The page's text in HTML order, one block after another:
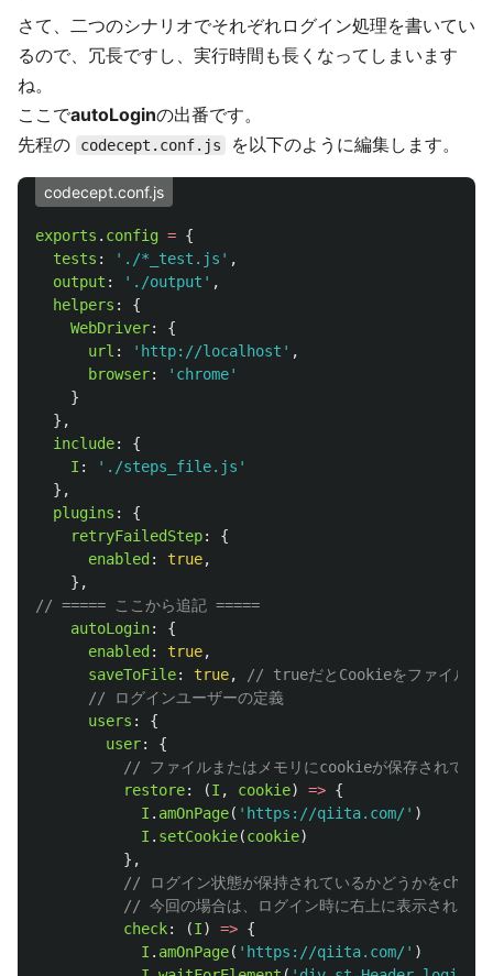
さて、二つのシナリオでそれぞれログイン処理を書いてい
るので、冗長ですし、実行時間も長くなってしまいます
ね。
ここでautoLoginの出番です。
先程の
codecept.conf.js を以下のように編集します。
codecept.conf.js
exports . config = {
tests : ' ./*_test.js ' ,
output : ' ./output ' ,
helpers :
{
WebDriver:
{
url : ' http://localhost ' ,
browser: ' chrome'
}
},
include:
{
I : ' ./steps_file.js '
},
plugins :
{
retryFailedStep:
{
enabled : true,
},
// ===== ここから追記 =====
autoLogin:
{
enabled : true,
saveToFile: true,
// trueだとCookieをファイルに
// ログインユーザーの定義
users :
{
user:
{
// ファイルまたはメモリにcookieが保存されてい
restore: (I , cookie) => {
I . amOnPage( ' https://qiita.com/' )
I . setCookie(cookie)
},
// ログイン状態が保持されているかどうかをcheck
// 今回の場合は、ログイン時に右上に表示される
check: (I) => {
I . amOnPage( ' https://qiita.com/' )